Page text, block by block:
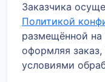
Заказчика
Политикой
размещённой на
оформляя заказ,
условиями